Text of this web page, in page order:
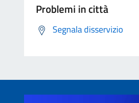
Problemi in città
Segnala disservizio